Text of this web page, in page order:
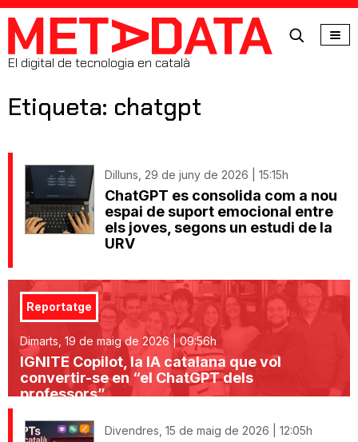
MetaData
El digital de tecnologia en català
Etiqueta: chatgpt
Dilluns, 29 de juny de 2026 | 15:15h
ChatGPT es consolida com a nou
espai de suport emocional entre
els joves, segons un estudi de la
URV
Reportatge
Dimarts, 19 de maig de 2026 | 09:56h
IGNITE Copilot, la IA catalana que vol
convertir-se en “el ChatGPT dels
professors”
Divendres, 15 de maig de 2026 | 12:05h